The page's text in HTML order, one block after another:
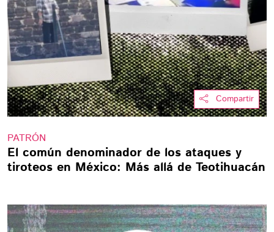
Compartir
PATRÓN
El común denominador de los ataques y
tiroteos en México: Más allá de Teotihuacán